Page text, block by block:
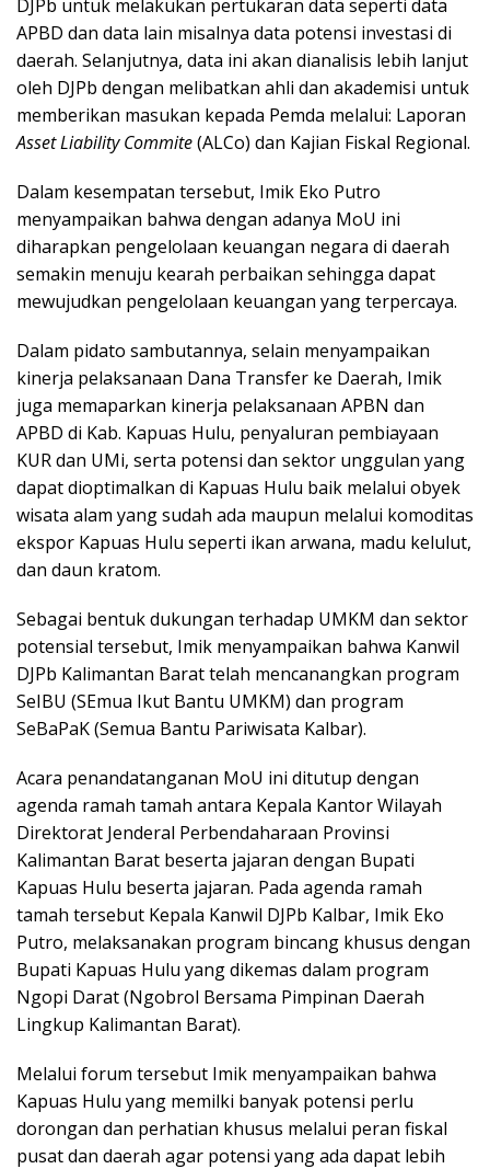
DJPb untuk melakukan pertukaran data seperti data
APBD dan data lain misalnya data potensi investasi di
daerah. Selanjutnya, data ini akan dianalisis lebih lanjut
oleh DJPb dengan melibatkan ahli dan akademisi untuk
memberikan masukan kepada Pemda melalui: Laporan
Asset Liability Commite(ALCo) dan Kajian Fiskal Regional.
Dalam kesempatan tersebut, Imik Eko Putro
menyampaikan bahwa dengan adanya MoU ini
diharapkan pengelolaan keuangan negara di daerah
semakin menuju kearah perbaikan sehingga dapat
mewujudkan pengelolaan keuangan yang terpercaya.
Dalam pidato sambutannya, selain menyampaikan
kinerja pelaksanaan Dana Transfer ke Daerah, Imik
juga memaparkan kinerja pelaksanaan APBN dan
APBD di Kab. Kapuas Hulu, penyaluran pembiayaan
KUR dan UMi, serta potensi dan sektor unggulan yang
dapat dioptimalkan di Kapuas Hulu baik melalui obyek
wisata alam yang sudah ada maupun melalui komoditas
ekspor Kapuas Hulu seperti ikan arwana, madu kelulut,
dan daun kratom.
Sebagai bentuk dukungan terhadap UMKM dan sektor
potensial tersebut, Imik menyampaikan bahwa Kanwil
DJPb Kalimantan Barat telah mencanangkan program
SeIBU (SEmua Ikut Bantu UMKM) dan program
SeBaPaK (Semua Bantu Pariwisata Kalbar).
Acara penandatanganan MoU ini ditutup dengan
agenda ramah tamah antara Kepala Kantor Wilayah
Direktorat Jenderal Perbendaharaan Provinsi
Kalimantan Barat beserta jajaran dengan Bupati
Kapuas Hulu beserta jajaran. Pada agenda ramah
tamah tersebut Kepala Kanwil DJPb Kalbar, Imik Eko
Putro, melaksanakan program bincang khusus dengan
Bupati Kapuas Hulu yang dikemas dalam program
Ngopi Darat (Ngobrol Bersama Pimpinan Daerah
Lingkup Kalimantan Barat).
Melalui forum tersebut Imik menyampaikan bahwa
Kapuas Hulu yang memilki banyak potensi perlu
dorongan dan perhatian khusus melalui peran fiskal
pusat dan daerah agar potensi yang ada dapat lebih